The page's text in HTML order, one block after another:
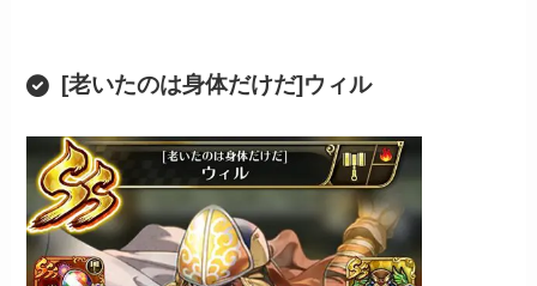
[老いたのは身体だけだ]ウィル